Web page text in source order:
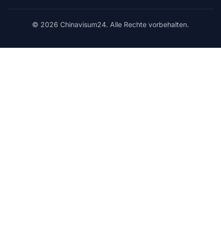
© 2026 Chinavisum24. Alle Rechte vorbehalten.